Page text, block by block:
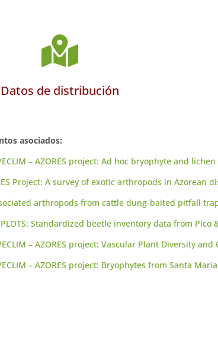

Datos de distribución
asociados:
– AZORES project: Ad hoc bryophyte and
Project: A survey of exotic arthropods in Azorean
arthropods from cattle dung-baited pitfall
Standardized beetle inventory data from Pico
– AZORES project: Vascular Plant Diversity
– AZORES project: Bryophytes from Santa